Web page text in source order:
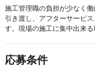
施工管理職の負担が少なく
引き渡し、アフターサービ
す。現場の施工に集中出来る
応募条件